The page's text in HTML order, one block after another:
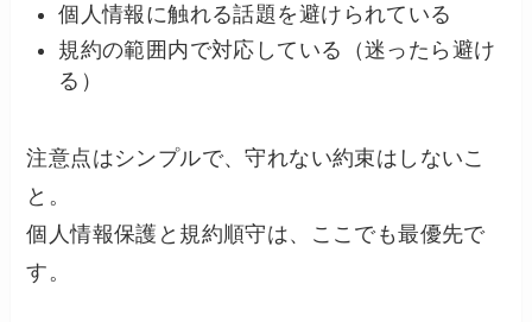
個人情報に触れる話題を避けられている
規約の範囲内で対応している（迷ったら避け
る）
注意点はシンプルで、守れない約束はしないこ
と。
個人情報保護と規約順守は、ここでも最優先で
す。